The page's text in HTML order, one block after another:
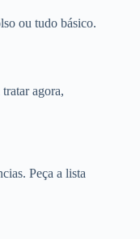
ou tudo básico.
agora,
Peça a lista